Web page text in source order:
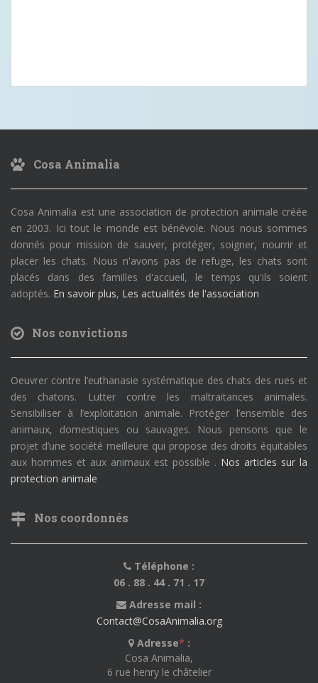
Cosa Animalia
Cosa Animalia est une association de protection animale créée
en 2003. Ici tout le monde est bénévole. Nous nous sommes
donnés pour mission de sauver, protéger, soigner, nourrir et
placer les chats. Nous n'avons pas de refuge, les chats sont
placés dans des familles d'accueil, le temps qu'ils soient
adoptés. En savoir plus, Les actualités de l'association
Nos convictions
Oeuvrer contre l’euthanasie systématique des chats des rues et
des chatons. Lutter contre les maltraitances animales.
Sensibiliser à l’exploitation animale. Protéger l’ensemble des
animaux, domestiques ou sauvages. Nous pensons que le
projet d’une société meilleure qui propose des droits équitables
aux hommes et aux animaux est possible . Nos articles sur la
protection animale
Nos coordonnés
Téléphone :
06 . 88 . 44 . 71 . 17
Adresse mail :
Contact@CosaAnimalia.org
Adresse* :
Cosa Animalia,
6 rue henry le châtelier